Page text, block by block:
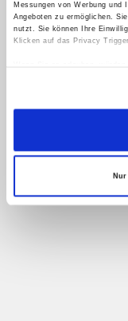
Messungen von Werbung und
Angeboten zu ermöglichen.
nutzt. Sie können Ihre
Klicken auf das Privacy
Erfahren Sie mehr darüber,
soziale Medien anbieten zuNur